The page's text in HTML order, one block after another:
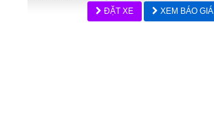
ĐẶT XE XEM BÁO GIÁ